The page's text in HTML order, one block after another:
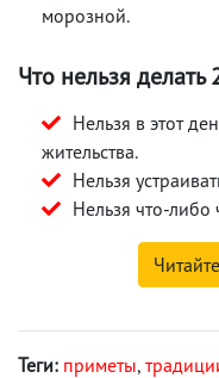
морозной.
Что нельзя делать
Нельзя в этот
жительства.
Нельзя
Нельзя что-либо
Теги: приметы,